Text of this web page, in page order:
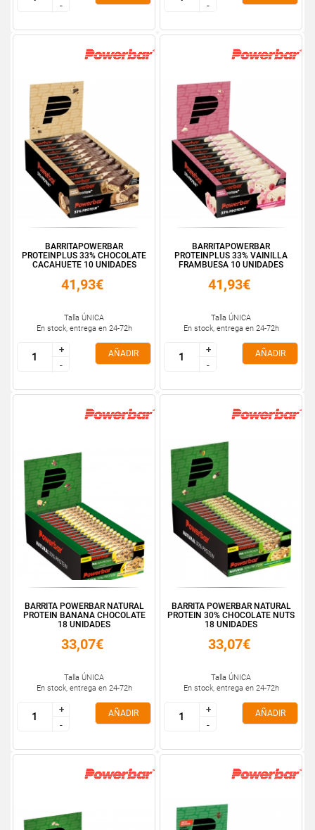
-- --
BARRITAPOWERBAR
PROTEINPLUS 33% CHOCOLATE
CACAHUETE 10 UNIDADES
41,93€
Talla ÚNICA
En stock, entrega en 24-72h
+
-
+
-
AÑADIR
BARRITAPOWERBAR
PROTEINPLUS 33% VAINILLA
FRAMBUESA 10 UNIDADES
41,93€
Talla ÚNICA
En stock, entrega en 24-72h
+
-
+
-
AÑADIR
BARRITA POWERBAR NATURAL
PROTEIN BANANA CHOCOLATE
18 UNIDADES
33,07€
Talla ÚNICA
En stock, entrega en 24-72h
+
-
+
-
AÑADIR
BARRITA POWERBAR NATURAL
PROTEIN 30% CHOCOLATE NUTS
18 UNIDADES
33,07€
Talla ÚNICA
En stock, entrega en 24-72h
+
-
+
-
AÑADIR